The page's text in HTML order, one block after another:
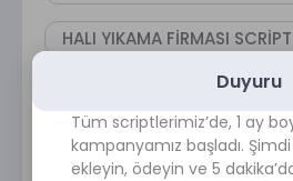
HALI YIKAMA FİRMASI
(1)
GÜZELLİK SALONU SCRİPTİ
Duyuru
Tüm scriptlerimiz’de, 1 ay
kampanyamız başladı.
ekleyin, ödeyin ve 5